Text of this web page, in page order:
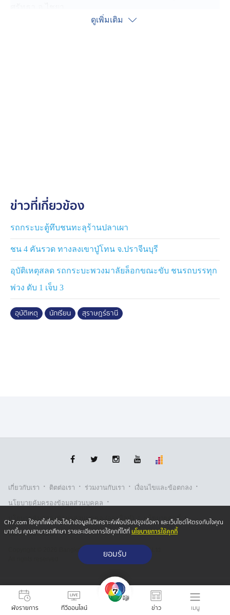
ผังรายการ ทีวีออนไลน์ ข่าว เมนู
นำส่งชันสูตรหาสาเหตุการเสียชีวิตอย่างละเอียดอีกครั้งที่
ดูเพิ่มเติม
ข่าวที่เกี่ยวข้อง
รถกระบะตู้ทึบชนทะลุร้านปลาเผา
ชน 4 คันรวด ทางลงเขาปู่โทน จ.ปราจีนบุรี
อุบัติเหตุสลด รถกระบะพวงมาลัยล็อกขณะขับ ชนรถบรรทุก
พ่วง ดับ 1 เจ็บ 3
อุบัติเหตุ นักเรียน สุราษฎร์ธานี
เกี่ยวกับเรา · ติตต่อเรา · ร่วมงานกับเรา · เงื่อนไขและข้อตกลง ·
นโยบายคุ้มครองข้อมูลส่วนบุคคล ·
นโยบายคุ้มครองข้อมูลส่วนบุคคล (ออนไลน์) · นโยบายคุกกี้ ·
รับเรื่องร้องเรียน
Copyright © 2026 Bangkok Broadcasting & T.V. Co.,Ltd.
Ch7.com ใช้คุกกี้เพื่อที่จะได้นำข้อมูลไปวิเคราะห์เพื่อปรับปรุงเนื้อหา และเว็บไซต์ให้ตรงกับใจคุณ
มากขึ้น คุณสามารถศึกษา รายละเอียดการใช้คุกกี้ได้ที่นโยบายการใช้คุกกี้
ยอมรับ